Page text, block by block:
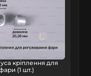
кріплення для
(1 шт.)